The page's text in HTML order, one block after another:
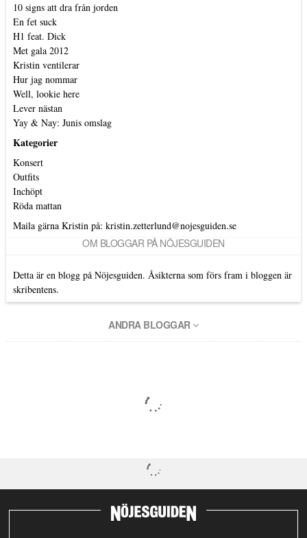
10 signs att dra från jorden
En fet suck
H1 feat. Dick
Met gala 2012
Kristin ventilerar
Hur jag nommar
Well, lookie here
Lever nästan
Yay & Nay: Junis omslag
Kategorier
Konsert
Outfits
Inchöpt
Röda mattan
Maila gärna Kristin på: kristin.zetterlund@nojesguiden.se
OM BLOGGAR PÅ NÖJESGUIDEN
Detta är en blogg på Nöjesguiden. Åsikterna som förs fram i bloggen är
skribentens.
ANDRA BLOGGAR